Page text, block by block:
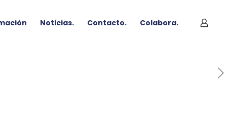
Noticias. Contacto. Colabora.